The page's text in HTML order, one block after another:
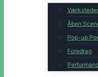
Værksteder
Åben
Pop-up
Foredrag